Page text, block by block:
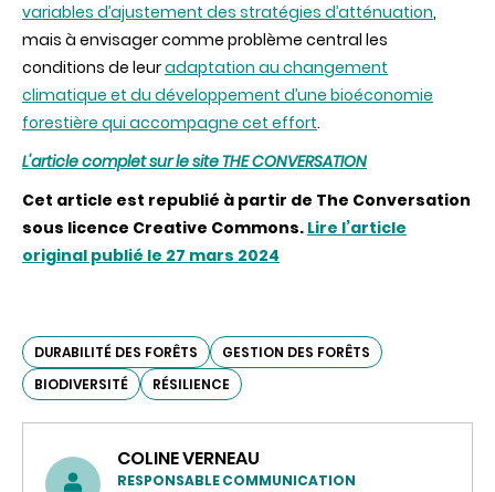
variables d’ajustement des stratégies d’atténuation,
mais à envisager comme problème central les
conditions de leuradaptation au changement
climatique et du développement d’une bioéconomie
forestière qui accompagne cet effort.
L'article complet sur le site THE CONVERSATION
Cet article est republié à partir de The Conversation
sous licence Creative Commons. Lire l’article
original publié le 27 mars 2024
DURABILITÉ DES FORÊTS
GESTION DES FORÊTS
BIODIVERSITÉ
RÉSILIENCE
COLINE VERNEAU
RESPONSABLE COMMUNICATION